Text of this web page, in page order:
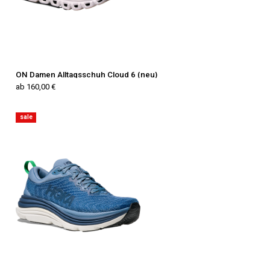
ON Damen Alltagsschuh Cloud 6 (neu)
ab 160,00 €
sale